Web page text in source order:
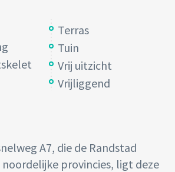
Terras
Tuin
Vrij uitzicht
Vrijliggend
A7, die de Randstad
provincies, ligt deze